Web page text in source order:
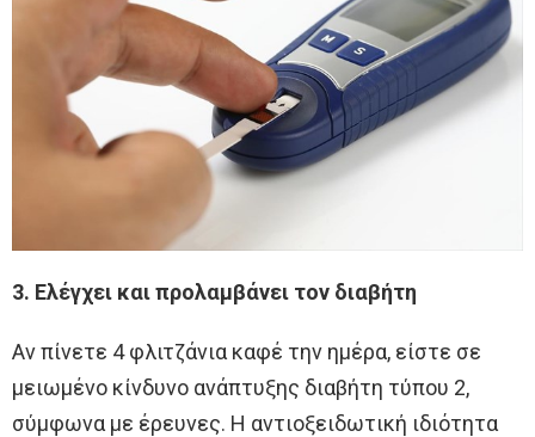
3. Ελέγχει και προλαμβάνει τον διαβήτη
Αν πίνετε 4 φλιτζάνια καφέ την ημέρα, είστε σε
μειωμένο κίνδυνο ανάπτυξης διαβήτη τύπου 2,
σύμφωνα με έρευνες. Η αντιοξειδωτική ιδιότητα